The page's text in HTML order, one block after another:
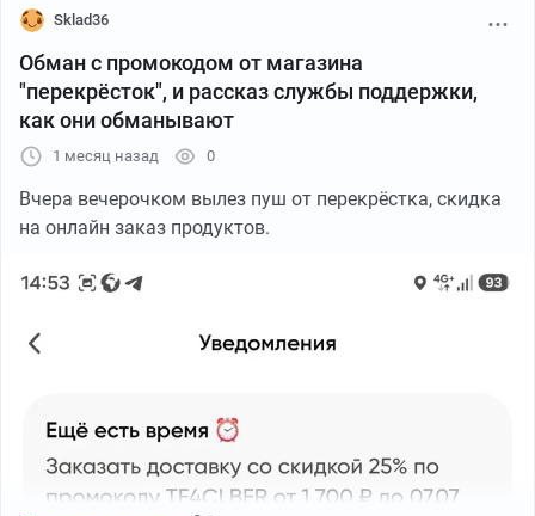
Sklad36
Обман с промокодом от магазина
"перекрёсток", и рассказ службы поддержки,
как они обманывают
1 месяц назад 0
Вчера вечерочком вылез пуш от перекрёстка, скидка
на онлайн заказ продуктов.